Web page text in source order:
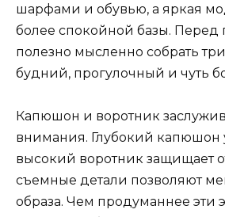
шарфами и обувью, а яркая
более спокойной базы. Перед
полезно мысленно собрать
будний, прогулочный и чуть
Капюшон и воротник
внимания. Глубокий капюшон
высокий воротник защищает
съемные детали позволяют
образа. Чем продуманнее эти